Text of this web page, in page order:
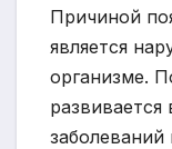
Причиной
является
организме.
развивается